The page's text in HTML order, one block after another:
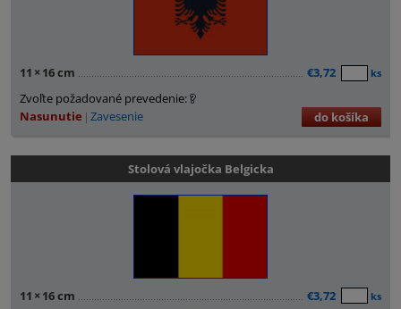
11 × 16 cm €3,72 ks
Zvoľte požadované prevedenie:
Nasunutie Zavesenie do košíka
Stolová vlajočka Belgicka
11 × 16 cm €3,72 ks